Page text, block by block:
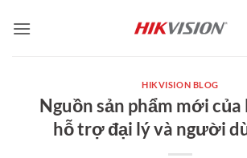
qua
HIKVISION BLOG
Nguồn sản phẩm mới
hỗ trợ đại lý và người